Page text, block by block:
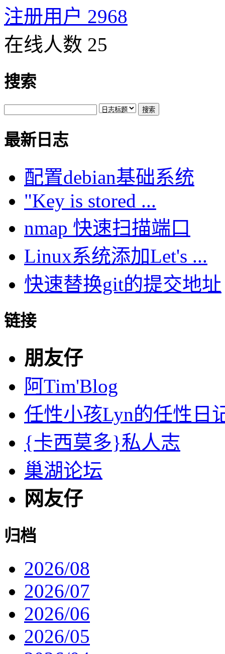
注册用户 2968
在线人数 25
搜索
最新日志
配置debian基础系统
"Key is stored ...
nmap 快速扫描端口
Linux系统添加Let's ...
快速替换git的提交地址
链接
朋友仔
阿Tim'Blog
任性小孩Lyn的任性日
{卡西莫多}私人志
巢湖论坛
网友仔
归档
2026/08
2026/07
2026/06
2026/05